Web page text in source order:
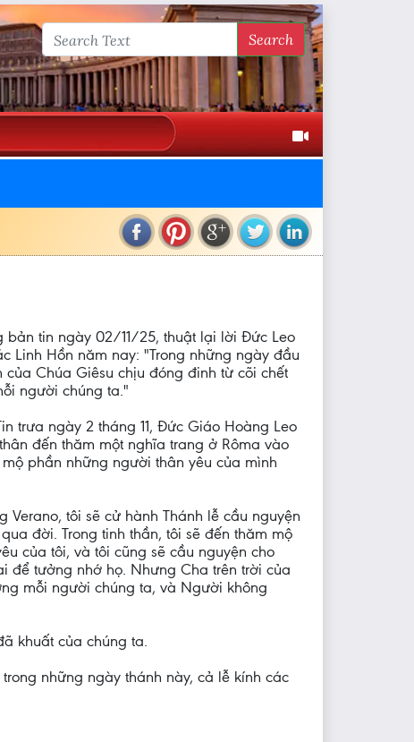
Search
bản tin ngày 02/11/25, thuật lại lời Đức Leo
Linh Hồn năm nay: "Trong những ngày đầu
của Chúa Giêsu chịu đóng đinh từ cõi chết
người chúng ta."
trưa ngày 2 tháng 11, Đức Giáo Hoàng Leo
đến thăm một nghĩa trang ở Rôma vào
phần những người thân yêu của mình
Verano, tôi sẽ cử hành Thánh lễ cầu nguyện
đời. Trong tinh thần, tôi sẽ đến thăm mộ
của tôi, và tôi cũng sẽ cầu nguyện cho
để tưởng nhớ họ. Nhưng Cha trên trời của
mỗi người chúng ta, và Người không
khuất của chúng ta.
những ngày thánh này, cả lễ kính các